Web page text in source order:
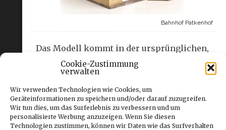
Cookie-Zustimmung
verwalten
Wir verwenden Technologien wie Cookies, um
Geräteinformationen zu speichern und/oder darauf zuzugreifen.
Wir tun dies, um das Surferlebnis zu verbessern und um
personalisierte Werbung anzuzeigen. Wenn Sie diesen
Technologien zustimmen, können wir Daten wie das Surfverhalten
Bahnhof Patkenhof
Das Modell kommt in der ursprünglichen,
langen Ausführung mit Warteraum,
Fahrkartenschalter und
Eisenbahnerwohnung für 89,- Euro und
auch in der seit 1983 verkürzten Version,
die besonders für enge Platzverhältnisse
geeignet ist. Sie kostet 59,- Euro.